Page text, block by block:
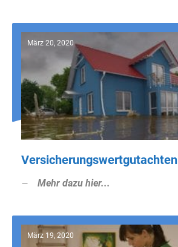
März 20, 2020
Versicherungswertgutachten
Mehr dazu hier...
März 19, 2020